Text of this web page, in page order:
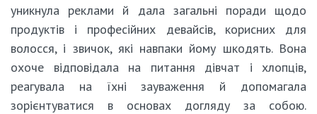
уникнула реклами й дала загальні поради щодо
продуктів і професійних девайсів, корисних для
волосся, і звичок, які навпаки йому шкодять. Вона
охоче відповідала на питання дівчат і хлопців,
реагувала на їхні зауваження й допомагала
зорієнтуватися в основах догляду за собою.